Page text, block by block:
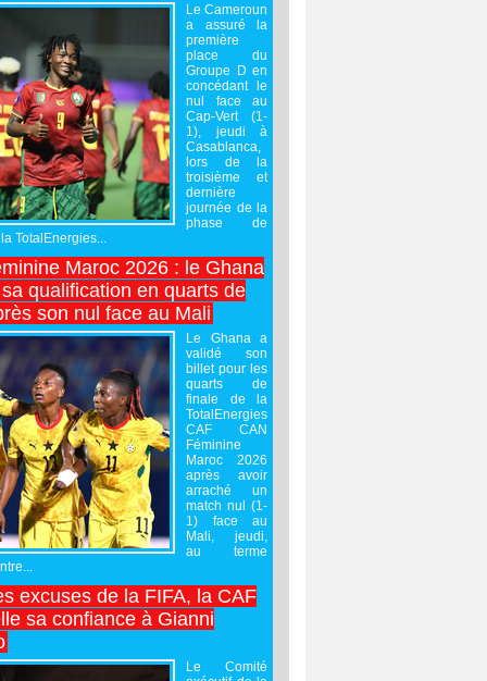
Le Cameroun
a assuré la
première
place du
Groupe D en
concédant le
nul face au
Cap-Vert (1-
1), jeudi à
Casablanca,
lors de la
troisième et
dernière
journée de la
phase de
TotalEnergies...
Maroc 2026 : le Ghana
qualification en quarts de
son nul face au Mali
Le Ghana a
validé son
billet pour les
quarts de
finale de la
TotalEnergies
CAF CAN
Féminine
Maroc 2026
après avoir
arraché un
match nul (1-
1) face au
Mali, jeudi,
au terme
excuses de la FIFA, la CAF
sa confiance à Gianni
Le Comité